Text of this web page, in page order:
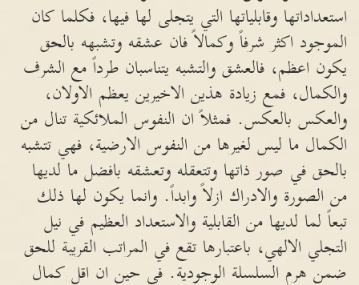
استعداداتها وقابلياتها التي يتجلى لها فيها، فكلما كان
الموجود اكثر شرفاً وكمالاً فان عشقه وتشبهه بالحق
يكون اعظم، فالعشق والتشبه يتناسبان طرداً مع الشرف
والكمال، فمع زيادة هذين الاخيرين يعظم الاولان،
والعكس بالعكس. فمثلاً ان النفوس الملائكية تنال من
الكمال ما ليس لغيرها من النفوس الارضية، فهي تتشبه
بالحق في صور ذاتها وتتعقله وتعشقه بافضل ما لديها
من الصورة والادراك ازلاً وابداً. وانما يكون لها ذلك
تبعاً لما لديها من القابلية والاستعداد العظيم في نيل
التجلي الالهي، باعتبارها تقع في المراتب القريبة للحق
ضمن هرم السلسلة الوجودية. في حين ان اقل كمال